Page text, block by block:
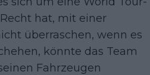
hat, mit einer
überraschen, wenn es
könnte das Team
Fahrzeugen